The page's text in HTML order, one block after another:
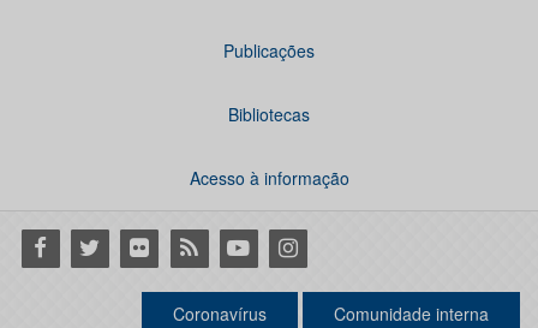
Publicações
Bibliotecas
Acesso à informação
Facebook
Twitter Flickr RSS YoutubeInstagram
Coronavírus Comunidade interna